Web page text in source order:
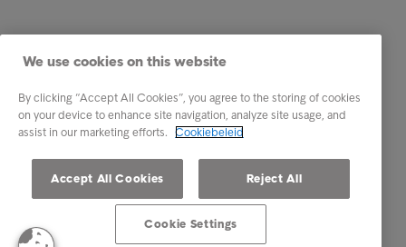
We use cookies on this website
By clicking “Accept All Cookies”, you agree to the storing of cookies
on your device to enhance site navigation, analyze site usage, and
assist in our marketing efforts. Cookiebeleid
Accept All Cookies Reject All
Cookie Settings